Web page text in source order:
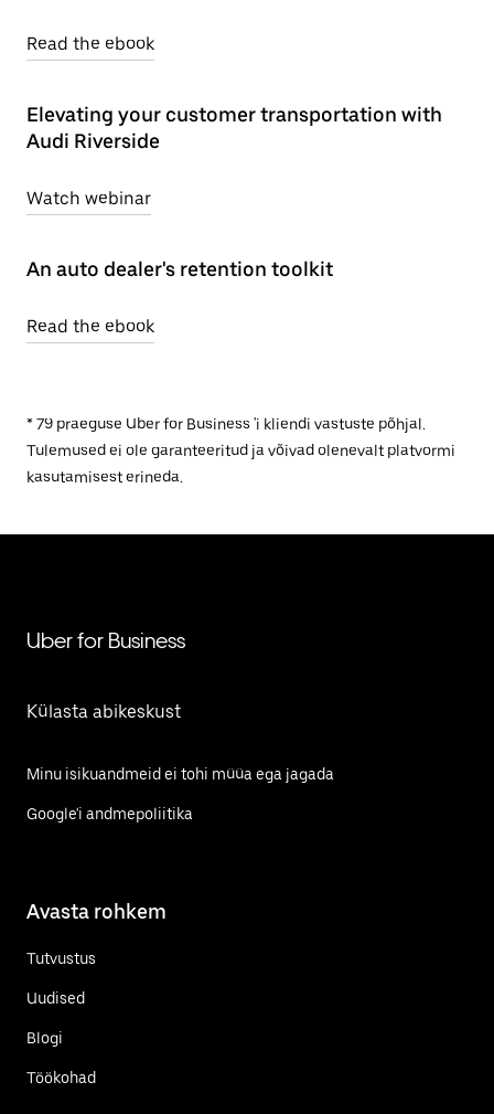
Read the ebook
Elevating your customer transportation with
Audi Riverside
Watch webinar
An auto dealer's retention toolkit
Read the ebook
* 79 praeguse Uber for Business 'i kliendi vastuste põhjal.
Tulemused ei ole garanteeritud ja võivad olenevalt platvormi
kasutamisest erineda.
Uber for Business
Külasta abikeskust
Minu isikuandmeid ei tohi müüa ega jagada
Google'i andmepoliitika
Avasta rohkem
Tutvustus
Uudised
Blogi
Töökohad